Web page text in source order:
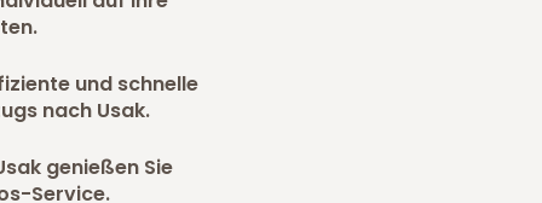
und schnelle
nach Usak.
genießen Sie
Service.